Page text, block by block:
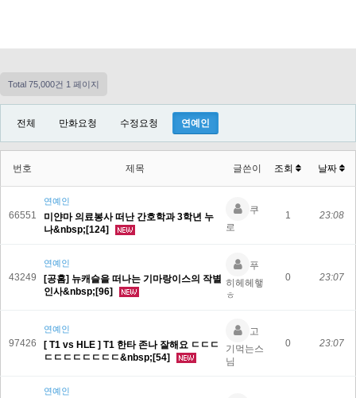
Total 75,000건 1 페이지
전체 만화요청 수정요청 연예인
번호 제목 글쓴이 조회 날짜
66551
연예인
미얀마 의료봉사 떠난 간호학과 3학년 누
나&nbsp;[124]
쿠
로
1 23:08
43249
연예인
[공홈] 뉴캐슬을 떠나는 기마랑이스의 작별
인사&nbsp;[96]
푸
히헤헤햏
ㅎ
0 23:07
97426
연예인
[ T1 vs HLE ] T1 한타 존나 잘해요 ㄷㄷㄷ
ㄷㄷㄷㄷㄷㄷㄷㄷ&nbsp;[54]
고
기먹는스
님
0 23:07
연예인